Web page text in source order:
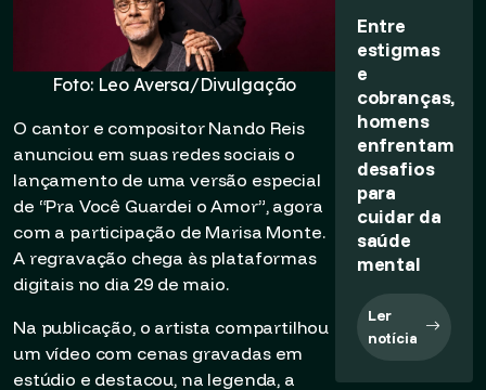
Foto: Leo Aversa/Divulgação
O cantor e compositor Nando Reis
anunciou em suas redes sociais o
lançamento de uma versão especial
de “Pra Você Guardei o Amor”, agora
com a participação de Marisa Monte.
A regravação chega às plataformas
digitais no dia 29 de maio.
Na publicação, o artista compartilhou
um vídeo com cenas gravadas em
estúdio e destacou, na legenda, a
Entre
estigmas
e
cobranças,
homens
enfrentam
desafios
para
cuidar da
saúde
mental
Ler
notícia